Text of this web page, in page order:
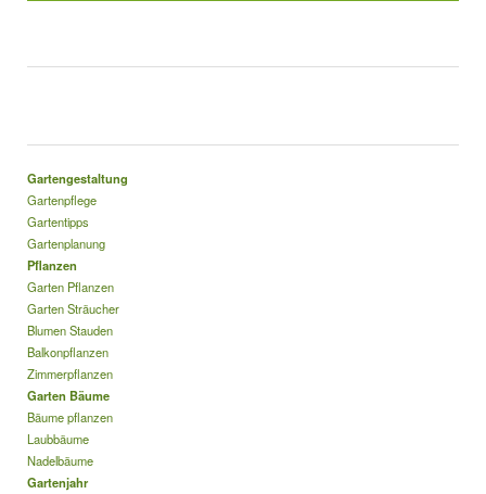
Gartengestaltung
Gartenpflege
Gartentipps
Gartenplanung
Pflanzen
Garten Pflanzen
Garten Sträucher
Blumen Stauden
Balkonpflanzen
Zimmerpflanzen
Garten Bäume
Bäume pflanzen
Laubbäume
Nadelbäume
Gartenjahr